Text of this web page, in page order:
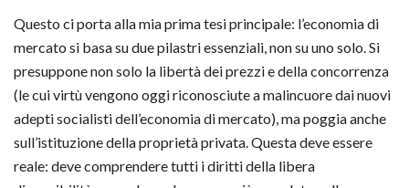
Questo ci porta alla mia prima tesi principale: l’economia di
mercato si basa su due pilastri essenziali, non su uno solo. Si
presuppone non solo la libertà dei prezzi e della concorrenza
(le cui virtù vengono oggi riconosciute a malincuore dai nuovi
adepti socialisti dell’economia di mercato), ma poggia anche
sull’istituzione della proprietà privata. Questa deve essere
reale: deve comprendere tutti i diritti della libera